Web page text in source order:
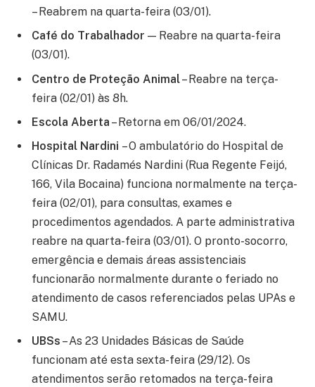
– Reabrem na quarta-feira (03/01).
Café do Trabalhador — Reabre na quarta-feira
(03/01).
Centro de Proteção Animal– Reabre na terça-
feira (02/01) às 8h.
Escola Aberta – Retorna em 06/01/2024.
Hospital Nardini – O ambulatório do Hospital de
Clínicas Dr. Radamés Nardini (Rua Regente Feijó,
166, Vila Bocaina) funciona normalmente na terça-
feira (02/01), para consultas, exames e
procedimentos agendados. A parte administrativa
reabre na quarta-feira (03/01). O pronto-socorro,
emergência e demais áreas assistenciais
funcionarão normalmente durante o feriado no
atendimento de casos referenciados pelas UPAs e
SAMU.
UBSs – As 23 Unidades Básicas de Saúde
funcionam até esta sexta-feira (29/12). Os
atendimentos serão retomados na terça-feira